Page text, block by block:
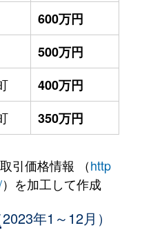
600万円
500万円
400万円
350万円
引価格情報 （http
）を加工して作成
年1～12月）